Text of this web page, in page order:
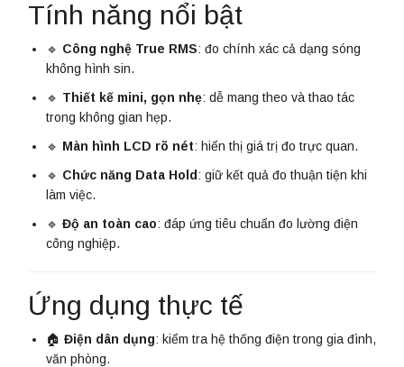
Tính năng nổi bật
🔹 Công nghệ True RMS: đo chính xác cả dạng sóng
không hình sin.
🔹 Thiết kế mini, gọn nhẹ: dễ mang theo và thao tác
trong không gian hẹp.
🔹 Màn hình LCD rõ nét: hiển thị giá trị đo trực quan.
🔹 Chức năng Data Hold : giữ kết quả đo thuận tiện khi
làm việc.
🔹 Độ an toàn cao: đáp ứng tiêu chuẩn đo lường điện
công nghiệp.
Ứng dụng thực tế
🏠 Điện dân dụng: kiểm tra hệ thống điện trong gia đình,
văn phòng.